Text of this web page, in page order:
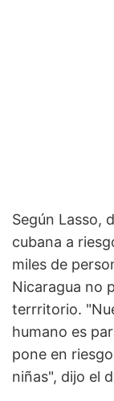
Según Lasso,
cubana a
miles de
Nicaragua no
terrritorio.
humano es
pone en
niñas", dijo el